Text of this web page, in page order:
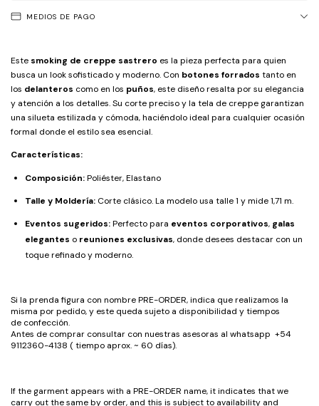
MEDIOS DE PAGO
Este smoking de creppe sastrero es la pieza perfecta para quien
busca un look sofisticado y moderno. Con botones forrados tanto en
los delanteros como en los puños, este diseño resalta por su elegancia
y atención a los detalles. Su corte preciso y la tela de creppe garantizan
una silueta estilizada y cómoda, haciéndolo ideal para cualquier ocasión
formal donde el estilo sea esencial.
Características:
Composición:Poliéster, Elastano
Talle y Moldería: Corte clásico. La modelo usa talle 1 y mide 1,71 m.
Eventos sugeridos:Perfecto para eventos corporativos, galas
elegantes o reuniones exclusivas, donde desees destacar con un
toque refinado y moderno.
Si la prenda figura con nombre PRE-ORDER, indica que realizamos la
misma por pedido, y este queda sujeto a disponibilidad y tiempos
de confección.
Antes de comprar consultar con nuestras asesoras al whatsapp +54
9112360-4138 ( tiempo aprox. ~ 60 días).
If the garment appears with a PRE-ORDER name, it indicates that we
carry out the same by order, and this is subject to availability and